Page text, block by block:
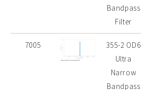
Bandpass
Filter
7005
355-2 OD6
Ultra
Narrow
Bandpass